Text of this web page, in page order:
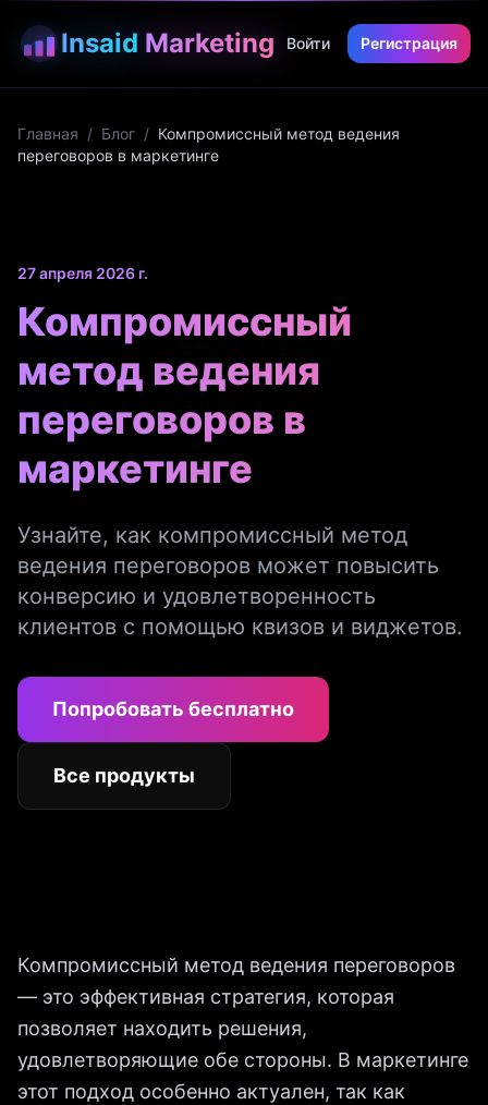
Insaid Marketing Войти Регистрация
Главная / Блог / Компромиссный метод ведения
переговоров в маркетинге
27 апреля 2026 г.
Компромиссный
метод ведения
переговоров в
маркетинге
Узнайте, как компромиссный метод
ведения переговоров может повысить
конверсию и удовлетворенность
клиентов с помощью квизов и виджетов.
Попробовать бесплатно
Все продукты
Компромиссный метод ведения переговоров
— это эффективная стратегия, которая
позволяет находить решения,
удовлетворяющие обе стороны. В маркетинге
этот подход особенно актуален, так как